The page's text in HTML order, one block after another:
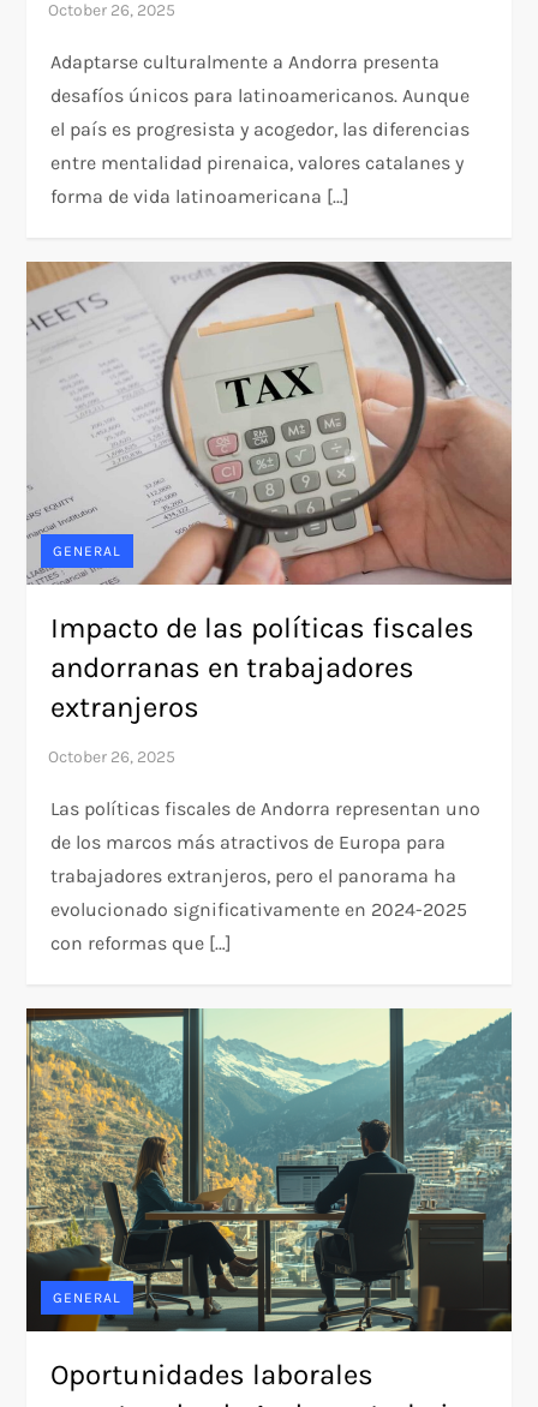
Adaptarse culturalmente a Andorra presenta
desafíos únicos para latinoamericanos. Aunque
el país es progresista y acogedor, las diferencias
entre mentalidad pirenaica, valores catalanes y
forma de vida latinoamericana […]
GENERAL
Impacto de las políticas fiscales
andorranas en trabajadores
extranjeros
Las políticas fiscales de Andorra representan uno
de los marcos más atractivos de Europa para
trabajadores extranjeros, pero el panorama ha
evolucionado significativamente en 2024-2025
con reformas que […]
GENERAL
Oportunidades laborales